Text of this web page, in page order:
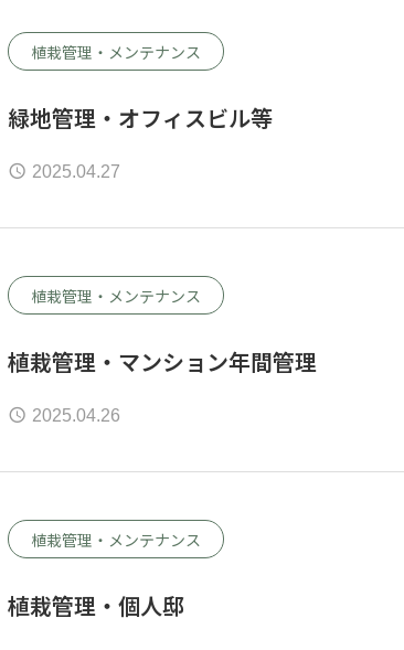
植栽管理・メンテナンス
緑地管理・オフィスビル等
2025.04.27
植栽管理・メンテナンス
植栽管理・マンション年間管理
2025.04.26
植栽管理・メンテナンス
植栽管理・個人邸